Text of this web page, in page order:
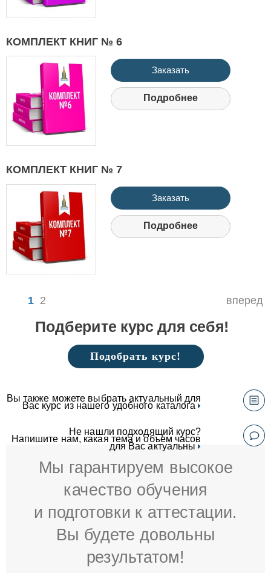
КОМПЛЕКТ КНИГ № 6
Заказать
Подробнее
КОМПЛЕКТ КНИГ № 7
Заказать
Подробнее
1 2 вперед
Подберите курс для себя!
Подобрать курс!
Вы также можете выбрать актуальный для
Вас курс из нашего удобного каталога
Не нашли подходящий курс?
Напишите нам, какая тема и объем часов
для Вас актуальны
Мы гарантируем высокое
качество обучения
и подготовки к аттестации.
Вы будете довольны
результатом!